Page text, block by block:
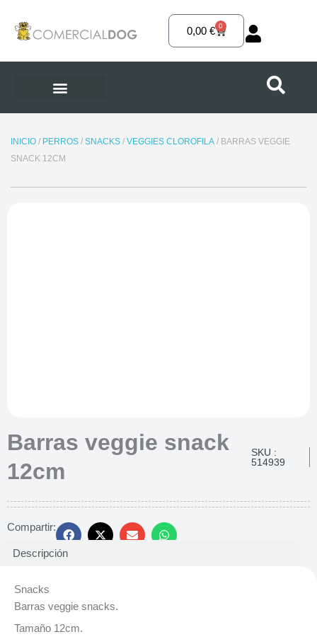
contenido
0,00€ 0
Carrito
INICIO/ PERROS/ SNACKS/ VEGGIES CLOROFILA/ BARRAS VEGGIE
SNACK 12CM
Barras veggie snack
12cm
SKU :
514939
Compartir:
Descripción
Snacks
Barras veggie snacks.
Tamaño 12cm.